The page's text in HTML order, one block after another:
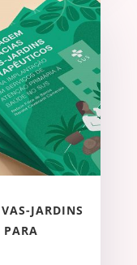
JARDINS
PARA